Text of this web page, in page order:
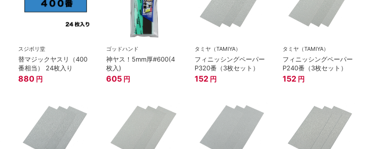
スジボリ堂
替マジックヤスリ（400
番相当） 24枚入り
880 円
ゴッドハンド
神ヤス！5mm厚#600(4
枚入)
605 円
タミヤ（TAMIYA）
フィニッシングペーパー
P320番（3枚セット）
152 円
タミヤ（TAMIYA）
フィニッシングペーパー
P240番（3枚セット）
152 円